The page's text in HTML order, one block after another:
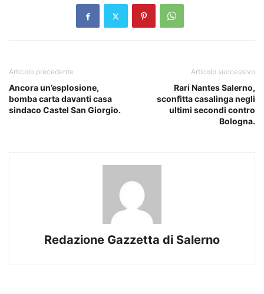
Articolo precedente
Ancora un’esplosione,
bomba carta davanti casa
sindaco Castel San Giorgio.
Articolo successivo
Rari Nantes Salerno,
sconfitta casalinga negli
ultimi secondi contro
Bologna.
Redazione Gazzetta di Salerno